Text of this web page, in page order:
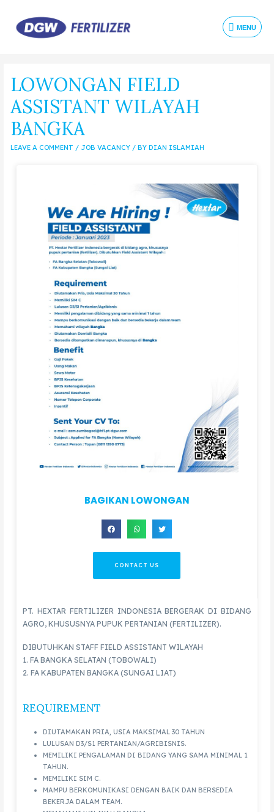
MENU
LOWONGAN FIELD
ASSISTANT WILAYAH
BANGKA
LEAVE A COMMENT / JOB VACANCY/ BY DIAN ISLAMIAH
BAGIKAN LOWONGAN
CONTACT US
PT. HEXTAR FERTILIZER INDONESIA BERGERAK DI BIDANG
AGRO, KHUSUSNYA PUPUK PERTANIAN (FERTILIZER).
DIBUTUHKAN STAFF FIELD ASSISTANT WILAYAH
1. FA BANGKA SELATAN (TOBOWALI)
2. FA KABUPATEN BANGKA (SUNGAI LIAT)
REQUIREMENT
DIUTAMAKAN PRIA, USIA MAKSIMAL 30 TAHUN
LULUSAN D3/S1 PERTANIAN/AGRIBISNIS.
MEMILIKI PENGALAMAN DI BIDANG YANG SAMA MINIMAL 1
TAHUN.
MEMILIKI SIM C.
MAMPU BERKOMUNIKASI DENGAN BAIK DAN BERSEDIA
BEKERJA DALAM TEAM.